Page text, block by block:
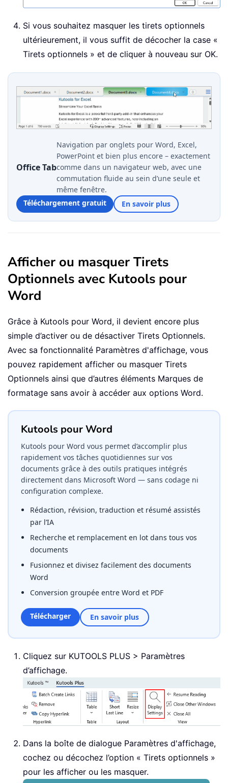
Si vous souhaitez masquer les tirets optionnels
ultérieurement, il vous suffit de décocher la case «
Tirets optionnels » et de cliquer à nouveau sur OK.
Office Tab
Navigation par onglets pour Word, Excel,
PowerPoint et bien plus encore – exactement
comme dans un navigateur web, avec une
commutation fluide au sein d’une seule et
même fenêtre.
Téléchargement gratuit
En savoir plus
Afficher ou masquer Tirets
Optionnels avec Kutools pour
Word
Grâce à Kutools pour Word, il devient encore plus
simple d’activer ou de désactiver Tirets Optionnels.
Avec sa fonctionnalité Paramètres d'affichage, vous
pouvez rapidement afficher ou masquer Tirets
Optionnels ainsi que d’autres éléments Marques de
formatage sans avoir à accéder aux options Word.
Kutools pour Word
Kutools pour Word vous permet d’accomplir plus
rapidement vos tâches quotidiennes sur vos
documents grâce à des outils pratiques intégrés
directement dans Microsoft Word — sans codage ni
configuration complexe.
Rédaction, révision, traduction et résumé assistés
par l’IA
Recherche et remplacement en lot dans tous vos
documents
Fusionnez et divisez facilement des documents
Word
Conversion groupée entre Word et PDF
Télécharger En savoir plus
Cliquez sur KUTOOLS PLUS > Paramètres
d’affichage.
Dans la boîte de dialogue Paramètres d'affichage,
cochez ou décochez l’option « Tirets optionnels »
pour les afficher ou les masquer.